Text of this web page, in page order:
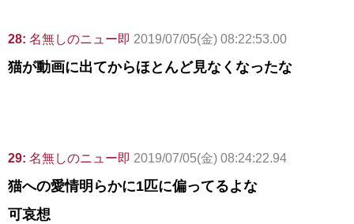
28: 名無しのニュー即 2019/07/05(金) 08:22:53.00
猫が動画に出てからほとんど見なくなったな
29: 名無しのニュー即 2019/07/05(金) 08:24:22.94
猫への愛情明らかに1匹に偏ってるよな
可哀想